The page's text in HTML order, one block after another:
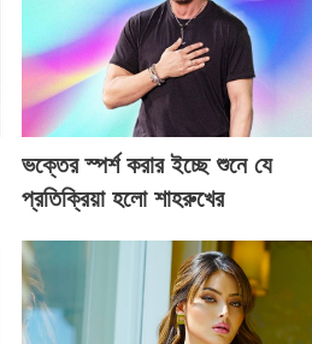
ভক্তের স্পর্শ করার ইচ্ছে শুনে যে
প্রতিক্রিয়া হলো শাহরুখের